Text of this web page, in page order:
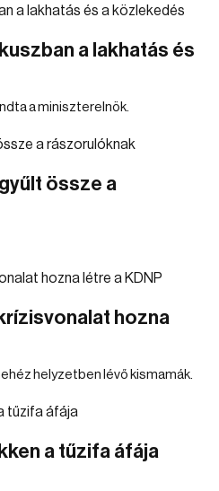
a lakhatás és
a miniszterelnök.
össze a
hozna
helyzetben lévő kismamák.
a tűzifa áfája